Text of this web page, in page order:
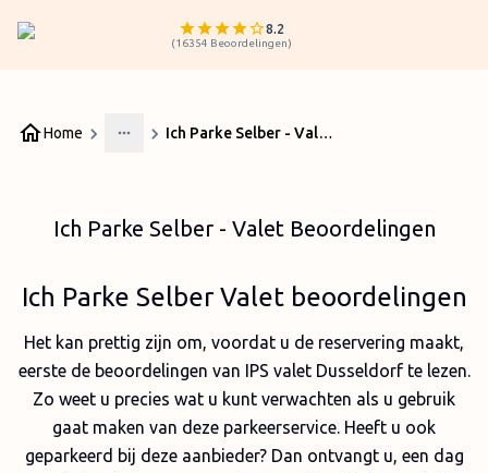
8.2
(16354 Beoordelingen)
Home
More
Ich Parke Selber - Valet Beoordelingen
Ich Parke Selber - Valet Beoordelingen
Ich Parke Selber Valet beoordelingen
Het kan prettig zijn om, voordat u de reservering maakt,
eerste de beoordelingen van IPS valet Dusseldorf te lezen.
Zo weet u precies wat u kunt verwachten als u gebruik
gaat maken van deze parkeerservice. Heeft u ook
geparkeerd bij deze aanbieder? Dan ontvangt u, een dag